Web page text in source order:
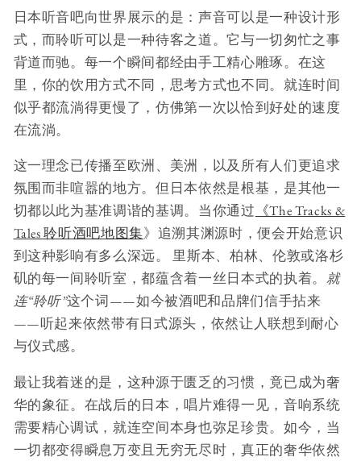
日本听音吧向世界展示的是：声音可以是一种设计形
式，而聆听可以是一种待客之道。它与一切匆忙之事
背道而驰。每一个瞬间都经由手工精心雕琢。在这
里，你的饮用方式不同，思考方式也不同。就连时间
似乎都流淌得更慢了，仿佛第一次以恰到好处的速度
在流淌。
这一理念已传播至欧洲、美洲，以及所有人们更追求
氛围而非喧嚣的地方。但日本依然是根基，是其他一
切都以此为基准调谐的基调。当你通过 《The Tracks &
Tales 聆听酒吧地图集》追溯其渊源时，便会开始意识
到这种影响有多么深远。 里斯本、柏林、伦敦或洛杉
矶的每一间聆听室，都蕴含着一丝日本式的执着。就
连“聆听”这个词——如今被酒吧和品牌们信手拈来
——听起来依然带有日式源头，依然让人联想到耐心
与仪式感。
最让我着迷的是，这种源于匮乏的习惯，竟已成为奢
华的象征。在战后的日本，唱片难得一见，音响系统
需要精心调试，就连空间本身也弥足珍贵。如今，当
一切都变得瞬息万变且无穷无尽时，真正的奢华依然